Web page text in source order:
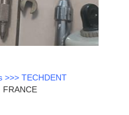
>>> TECHDENT
FRANCE